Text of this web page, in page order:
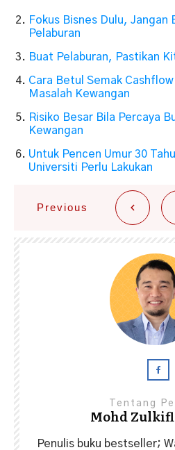
Fokus Bisnes Dulu, Jangan
Pelaburan
Buat Pelaburan, Pastikan
Cara Betul Semak
Masalah Kewangan
Risiko Besar Bila Percaya
Kewangan
Untuk Pencen Umur 30
Universiti Perlu Lakukan
Previous
Tentang
Mohd
Penulis buku bestseller;